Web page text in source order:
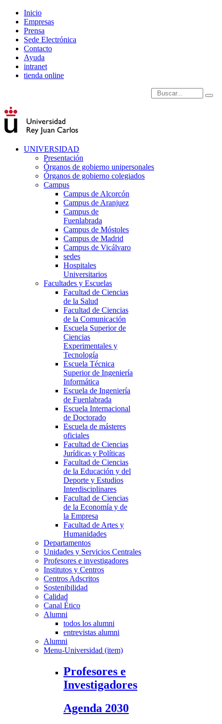
Inicio
Empresas
Prensa
Sede Electrónica
Contacto
Ayuda
intranet
tienda online
Introduce términos de
UNIVERSIDAD
Presentación
Órganos de gobierno unipersonales
Órganos de gobierno colegiados
Campus
Campus de Alcorcón
Campus de Aranjuez
Campus de
Fuenlabrada
Campus de Móstoles
Campus de Madrid
Campus de Vicálvaro
sedes
Hospitales
Universitarios
Facultades y Escuelas
Facultad de Ciencias
de la Salud
Facultad de Ciencias
de la Comunicación
Escuela Superior de
Ciencias
Experimentales y
Tecnología
Escuela Técnica
Superior de Ingeniería
Informática
Escuela de Ingeniería
de Fuenlabrada
Escuela Internacional
de Doctorado
Escuela de másteres
oficiales
Facultad de Ciencias
Jurídicas y Políticas
Facultad de Ciencias
de la Educación y del
Deporte y Estudios
Interdisciplinares
Facultad de Ciencias
de la Economía y de
la Empresa
Facultad de Artes y
Humanidades
Departamentos
Unidades y Servicios Centrales
Profesores e investigadores
Institutos y Centros
Centros Adscritos
Sostenibilidad
Calidad
Canal Ético
Alumni
todos los alumni
entrevistas alumni
Alumni
Menu-Universidad (item)
Profesores e
Investigadores
Agenda 2030